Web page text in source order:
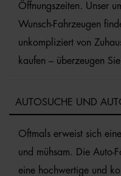
Öffnungszeiten. Unser
Wunsch-Fahrzeugen
unkompliziert von
kaufen – überzeugen
AUTOSUCHE UND
Oftmals erweist sich
und mühsam. Die Auto-
eine hochwertige und